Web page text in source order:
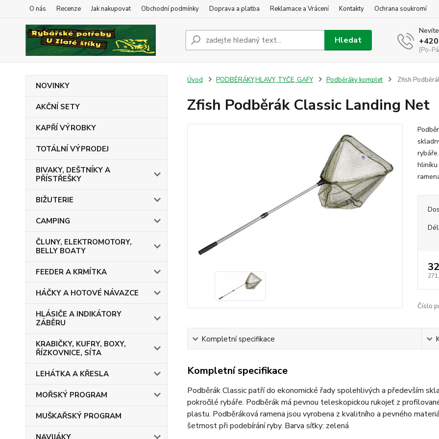
O nás Recenze Jak nakupovat Obchodní podmínky Doprava a platba Reklamace a Vrácení Kontakty Ochrana soukromí
Hledat
(Po-
NOVINKY
AKČNÍ SETY
KAPŘÍ VÝROBKY
TOTÁLNÍ VÝPRODEJ
BIVAKY, DEŠTNÍKY A
PŘÍSTŘEŠKY
BIŽUTERIE
CAMPING
ČLUNY, ELEKTROMOTORY,
BELLY BOATY
FEEDER A KRMÍTKA
HÁČKY A HOTOVÉ NÁVAZCE
HLÁSIČE A INDIKÁTORY
ZÁBĚRU
KRABIČKY, KUFRY, BOXY,
ŘÍZKOVNICE, SÍTA
LEHÁTKA A KŘESLA
MOŘSKÝ PROGRAM
MUŠKAŘSKÝ PROGRAM
NAVIJÁKY
Úvod PODBĚRÁKY,HLAVY, TYČE, GAFY Podběráky komplet Zfish
Zfish Podběrák Classic Landing Net
Číslo
Kompletní specifikace
Kompletní specifikace
Podběrák Classic patří do ekonomické řady spolehlivých a především
pokročilé rybáře. Podběrák má pevnou teleskopickou rukojeť z
plastu. Podběráková ramena jsou vyrobena z kvalitního a pevného
šetrnost při podebírání ryby. Barva síťky: zelená